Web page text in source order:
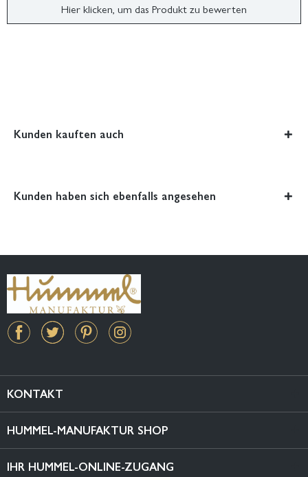
Hier klicken, um das Produkt zu bewerten
Kunden kauften auch
Kunden haben sich ebenfalls angesehen
KONTAKT
HUMMEL-MANUFAKTUR SHOP
IHR HUMMEL-ONLINE-ZUGANG